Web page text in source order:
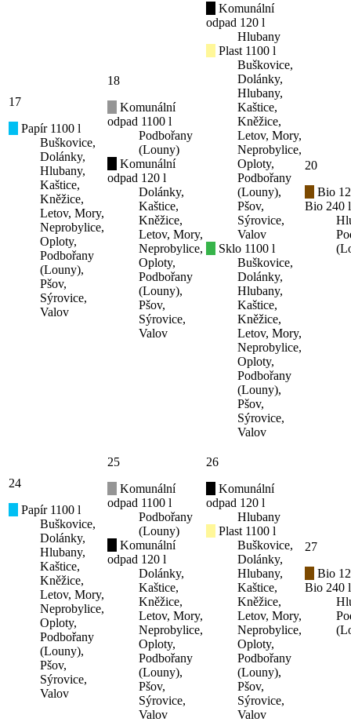
17
Papír 1100 l
Buškovice,
Dolánky,
Hlubany,
Kaštice,
Kněžice,
Letov, Mory,
Neprobylice,
Oploty,
Podbořany
(Louny),
Pšov,
Sýrovice,
Valov
18
Komunální
odpad 1100 l
Podbořany
(Louny)
Komunální
odpad 120 l
Dolánky,
Kaštice,
Kněžice,
Letov, Mory,
Neprobylice,
Oploty,
Podbořany
(Louny),
Pšov,
Sýrovice,
Valov
Komunální
odpad 120 l
Hlubany
Plast 1100 l
Buškovice,
Dolánky,
Hlubany,
Kaštice,
Kněžice,
Letov, Mory,
Neprobylice,
Oploty,
Podbořany
(Louny),
Pšov,
Sýrovice,
Valov
Sklo 1100 l
Buškovice,
Dolánky,
Hlubany,
Kaštice,
Kněžice,
Letov, Mory,
Neprobylice,
Oploty,
Podbořany
(Louny),
Pšov,
Sýrovice,
Valov
20
Bio
Bio 240 l
24
Papír 1100 l
Buškovice,
Dolánky,
Hlubany,
Kaštice,
Kněžice,
Letov, Mory,
Neprobylice,
Oploty,
Podbořany
(Louny),
Pšov,
Sýrovice,
Valov
25
Komunální
odpad 1100 l
Podbořany
(Louny)
Komunální
odpad 120 l
Dolánky,
Kaštice,
Kněžice,
Letov, Mory,
Neprobylice,
Oploty,
Podbořany
(Louny),
Pšov,
Sýrovice,
Valov
26
Komunální
odpad 120 l
Hlubany
Plast 1100 l
Buškovice,
Dolánky,
Hlubany,
Kaštice,
Kněžice,
Letov, Mory,
Neprobylice,
Oploty,
Podbořany
(Louny),
Pšov,
Sýrovice,
Valov
27
Bio
Bio 240 l